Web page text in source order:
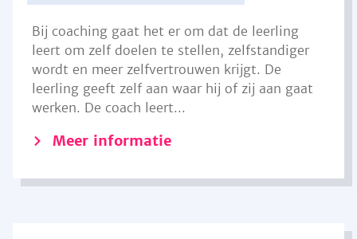
Bij coaching gaat het er om dat de leerling
leert om zelf doelen te stellen, zelfstandiger
wordt en meer zelfvertrouwen krijgt. De
leerling geeft zelf aan waar hij of zij aan gaat
werken. De coach leert...
Meer informatie